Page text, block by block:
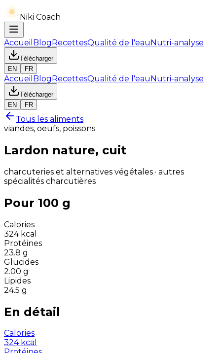
Niki Coach
Accueil BlogRecettesQualité de l'eauNutri-analyse
Télécharger
EN
FR
Accueil BlogRecettesQualité de l'eauNutri-analyse
Télécharger
EN
FR
Tous les aliments
viandes, oeufs, poissons
Lardon nature, cuit
charcuteries et alternatives végétales · autres
spécialités charcutières
Pour 100 g
Calories
324 kcal
Protéines
23.8 g
Glucides
2.00 g
Lipides
24.5 g
En détail
Calories
324 kcal